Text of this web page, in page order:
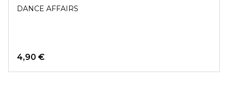
DANCE AFFAIRS
4,90 €